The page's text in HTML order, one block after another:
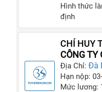
Hình thức
định
CHỈ HUY
GIÁM
KÍNH
CÔNG TY
THƯƠNG
Địa Chỉ:Đà
Hạn nộp:
Mức lương: